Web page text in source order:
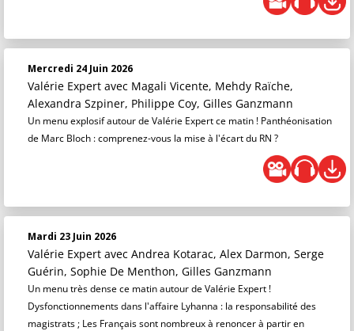
Mercredi 24 Juin 2026
Valérie Expert avec Magali Vicente, Mehdy Raïche,
Alexandra Szpiner, Philippe Coy, Gilles Ganzmann
Un menu explosif autour de Valérie Expert ce matin ! Panthéonisation
de Marc Bloch : comprenez-vous la mise à l'écart du RN ?
Mardi 23 Juin 2026
Valérie Expert avec Andrea Kotarac, Alex Darmon, Serge
Guérin, Sophie De Menthon, Gilles Ganzmann
Un menu très dense ce matin autour de Valérie Expert !
Dysfonctionnements dans l'affaire Lyhanna : la responsabilité des
magistrats ; Les Français sont nombreux à renoncer à partir en